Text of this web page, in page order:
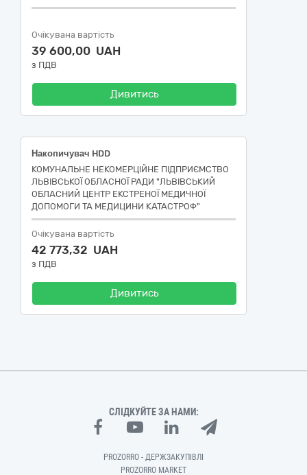
Очікувана вартість
39 600,00 UAH
з ПДВ
Дивитись
Накопичувач HDD
КОМУНАЛЬНЕ НЕКОМЕРЦІЙНЕ ПІДПРИЄМСТВО
ЛЬВІВСЬКОЇ ОБЛАСНОЇ РАДИ "ЛЬВІВСЬКИЙ
ОБЛАСНИЙ ЦЕНТР ЕКСТРЕНОЇ МЕДИЧНОЇ
ДОПОМОГИ ТА МЕДИЦИНИ КАТАСТРОФ"
Очікувана вартість
42 773,32 UAH
з ПДВ
Дивитись
СЛІДКУЙТЕ ЗА НАМИ:
PROZORRO - ДЕРЖЗАКУПІВЛІ
PROZORRO MARKET